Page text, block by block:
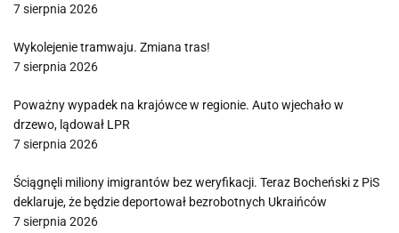
7 sierpnia 2026
Wykolejenie tramwaju. Zmiana tras!
7 sierpnia 2026
Poważny wypadek na krajówce w regionie. Auto wjechało w
drzewo, lądował LPR
7 sierpnia 2026
Ściągnęli miliony imigrantów bez weryfikacji. Teraz Bocheński z PiS
deklaruje, że będzie deportował bezrobotnych Ukraińców
7 sierpnia 2026